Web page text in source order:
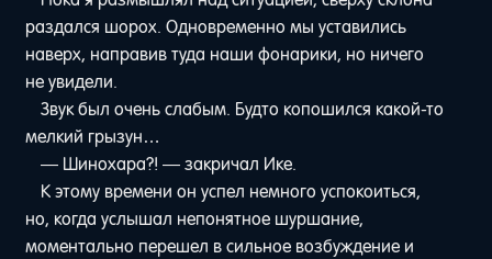
раздался шорох. Одновременно мы уставились
наверх, направив туда наши фонарики, но ничего
не увидели.
Звук был очень слабым. Будто копошился какой-то
мелкий грызун…
— Шинохара?! — закричал Ике.
К этому времени он успел немного успокоиться,
но, когда услышал непонятное шуршание,
моментально перешел в сильное возбуждение и